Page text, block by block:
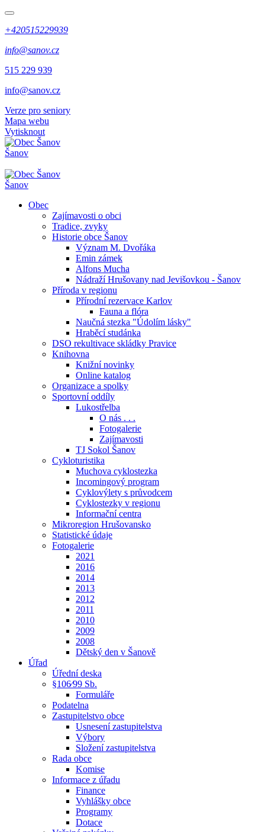
+420515229939
info@sanov.cz
515 229 939
info@sanov.cz
Verze pro seniory
Mapa webu
Vytisknout
Šanov
Šanov
Obec
Zajímavosti o obci
Tradice, zvyky
Historie obce Šanov
Význam M. Dvořáka
Emin zámek
Alfons Mucha
Nádraží Hrušovany nad Jevišovkou - Šanov
Příroda v regionu
Přírodní rezervace Karlov
Fauna a flóra
Naučná stezka "Údolím lásky"
Hraběcí studánka
DSO rekultivace skládky Pravice
Knihovna
Knižní novinky
Online katalog
Organizace a spolky
Sportovní oddíly
Lukostřelba
O nás . . .
Fotogalerie
Zajímavosti
TJ Sokol Šanov
Cykloturistika
Muchova cyklostezka
Incomingový program
Cyklovýlety s průvodcem
Cyklostezky v regionu
Informační centra
Mikroregion Hrušovansko
Statistické údaje
Fotogalerie
2021
2016
2014
2013
2012
2011
2010
2009
2008
Dětský den v Šanově
Úřad
Úřední deska
§106⁄99 Sb.
Formuláře
Podatelna
Zastupitelstvo obce
Usnesení zastupitelstva
Výbory
Složení zastupitelstva
Rada obce
Komise
Informace z úřadu
Finance
Vyhlášky obce
Programy
Dotace